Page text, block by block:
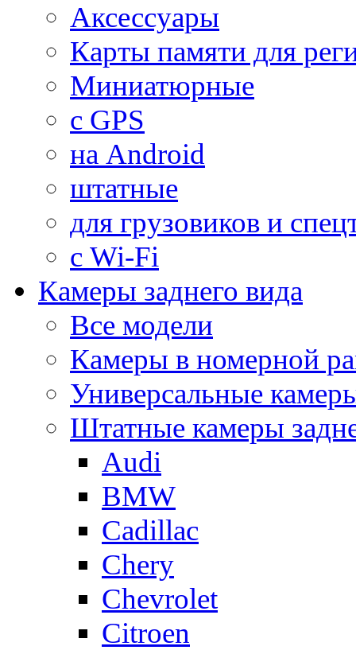
Аксессуары
Карты памяти для
Миниатюрные
с GPS
на Android
штатные
для грузовиков и
с Wi-Fi
Камеры заднего вида
Все модели
Камеры в номерной
Универсальные
Штатные камеры
Audi
BMW
Cadillac
Chery
Chevrolet
Citroen